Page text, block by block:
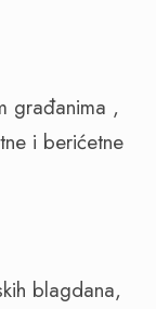
građanima ,
i berićetne
blagdana,